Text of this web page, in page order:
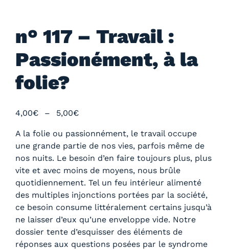
n° 117 – Travail :
Passionément, à la
folie?
4,00€ – 5,00€P
a
g
e
d
e
p
r
i
x
A la folie ou passionnément, le travail occupe
une grande partie de nos vies, parfois même de
nos nuits. Le besoin d’en faire toujours plus, plus
vite et avec moins de moyens, nous brûle
quotidiennement. Tel un feu intérieur alimenté
des multiples injonctions portées par la société,
ce besoin consume littéralement certains jusqu’à
ne laisser d’eux qu’une enveloppe vide. Notre
dossier tente d’esquisser des éléments de
réponses aux questions posées par le syndrome